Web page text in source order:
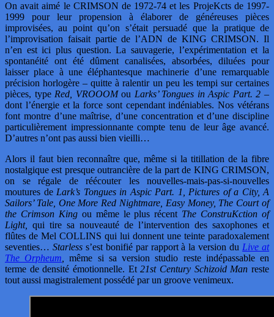
On avait aimé le CRIMSON de 1972-74 et les ProjeKcts de 1997-
1999 pour leur propension à élaborer de généreuses pièces
improvisées, au point qu’on s’était persuadé que la pratique de
l’improvisation faisait partie de l’ADN de KING CRIMSON. Il
n’en est ici plus question. La sauvagerie, l’expérimentation et la
spontanéité ont été dûment canalisées, absorbées, diluées pour
laisser place à une éléphantesque machinerie d’une remarquable
précision horlogère – quitte à ralentir un peu les tempi sur certaines
pièces, type Red, VROOOMou Larks’ Tongues in Aspic Part. 2 –
dont l’énergie et la force sont cependant indéniables. Nos vétérans
font montre d’une maîtrise, d’une concentration et d’une discipline
particulièrement impressionnante compte tenu de leur âge avancé.
D’autres n’ont pas aussi bien vieilli…
Alors il faut bien reconnaître que, même si la titillation de la fibre
nostalgique est presque outrancière de la part de KING CRIMSON,
on se régale de réécouter les nouvelles-mais-pas-si-nouvelles
moutures de Lark’s Tongues in Aspic Part. 1, Pictures of a City, A
Sailors’ Tale, One More Red Nightmare, Easy Money, The Court of
the Crimson Kingou même le plus récent The ConstruKction of
Light,
qui tire sa nouveauté de l’intervention des saxophones et
flûtes de Mel COLLINS qui lui donnent une teinte paradoxalement
seventies… Starlesss’est bonifié par rapport à la version du Live at
The Orpheum
même si sa version studio reste indépassable en
terme de densité émotionnelle. Et21st Century Schizoid Man reste
tout aussi magistralement possédé par un groove venimeux.